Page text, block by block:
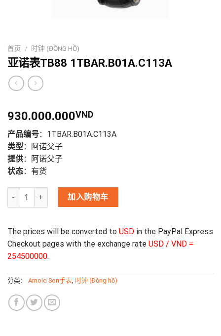
首页 / 时钟 (ĐỒNG HỒ)
亚诺表TB88 1TBAR.B01A.C113A
930.000.000VND
产品编号：1TBAR.B01A.C113A
类型 ：阿诺父子
提供：阿诺父子
状态：有货
亚诺表TB88 1TBAR.B01A.C113A 数量
加入购物车
The prices will be converted to USD in the PayPal Express
Checkout pages with the exchange rate USD / VND =
254500000.
分类： Arnold Son手表, 时钟 (Đồng hồ)